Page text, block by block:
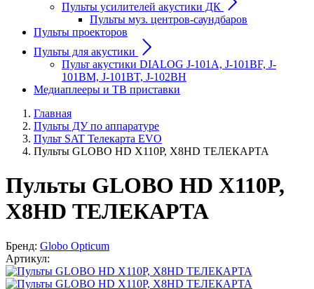
Пульты усилителей акустики ДК
Пульты муз. центров-саундбаров
Пульты проекторов
Пульты для акустики
Пульт акустики DIALOG J-101A, J-101BF, J-
101BM, J-101BT, J-102BH
Медиаплееры и ТВ приставки
Главная
Пульты ДУ по аппаратуре
Пульт SAT Телекарта EVO
Пульты GLOBO HD X110P, X8HD ТЕЛЕКАРТА
Пульты GLOBO HD X110P,
X8HD ТЕЛЕКАРТА
Бренд: Globo Opticum
Артикул: